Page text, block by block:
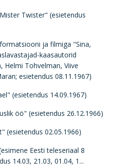
Twister" (esietendus
ja filmiga "Sina,
kaasautorid
Helmi Tohvelman, Viive
esietendus 08.11.1967)
(esietendus 14.09.1967)
öö" (esietendus 26.12.1966)
(esietendus 02.05.1966)
Eesti teleseriaal 8
14.03, 21.03, 01.04, 1...